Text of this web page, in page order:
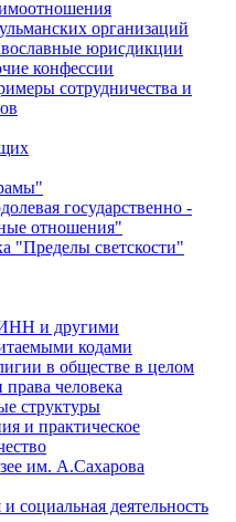
организаций
юрисдикции
конфессии
сотрудничества и
государственно -
отношения"
"Пределы светскости"
и другими
кодами
в обществе в целом
права человека
структуры
и практическое
им. А.Сахарова
социальная деятельность